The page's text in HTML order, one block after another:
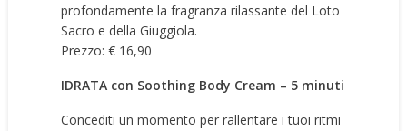
profondamente la fragranza rilassante del Loto
Sacro e della Giuggiola.
Prezzo: € 16,90
IDRATA con Soothing Body Cream – 5 minuti
Concediti un momento per rallentare i tuoi ritmi